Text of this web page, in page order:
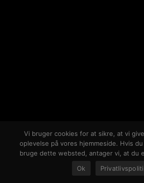
Vi bruger cookies for at sikre, at vi
oplevelse på vores hjemmeside. Hvis
bruge dette websted, antager vi, at du
Ok